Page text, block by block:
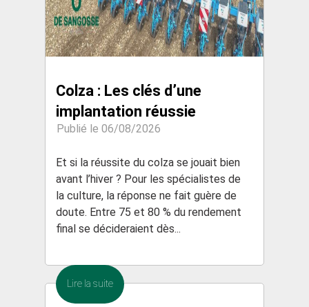
Colza : Les clés d’une
implantation réussie
Publié le 06/08/2026
Et si la réussite du colza se jouait bien
avant l’hiver ? Pour les spécialistes de
la culture, la réponse ne fait guère de
doute. Entre 75 et 80 % du rendement
final se décideraient dès...
Lire la suite